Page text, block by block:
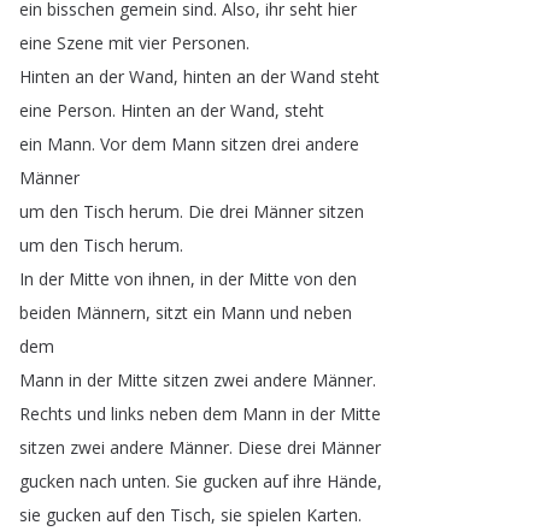
ein bisschen gemein sind. Also, ihr seht hier
eine Szene mit vier Personen.
Hinten an der Wand, hinten an der Wand steht
eine Person. Hinten an der Wand, steht
ein Mann. Vor dem Mann sitzen drei andere
Männer
um den Tisch herum. Die drei Männer sitzen
um den Tisch herum.
In der Mitte von ihnen, in der Mitte von den
beiden Männern, sitzt ein Mann und neben
dem
Mann in der Mitte sitzen zwei andere Männer.
Rechts und links neben dem Mann in der Mitte
sitzen zwei andere Männer. Diese drei Männer
gucken nach unten. Sie gucken auf ihre Hände,
sie gucken auf den Tisch, sie spielen Karten.